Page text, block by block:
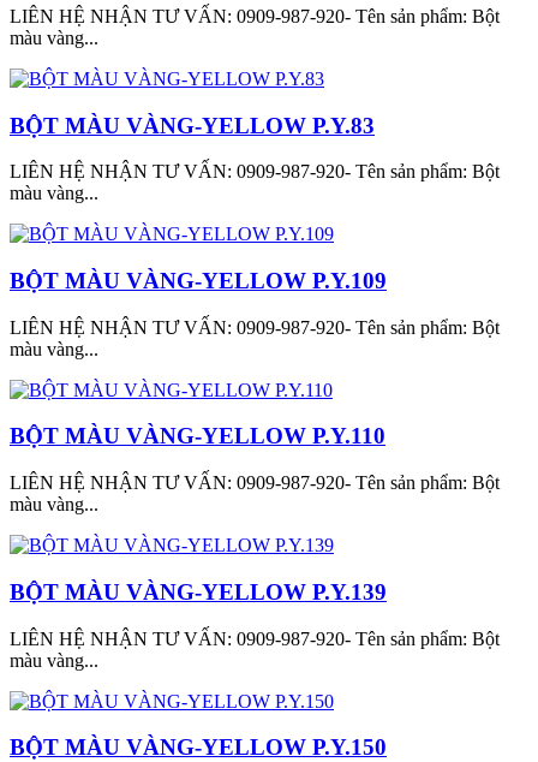
LIÊN HỆ NHẬN TƯ VẤN: 0909-987-920- Tên sản phẩm: Bột
màu vàng...
BỘT MÀU VÀNG-YELLOW P.Y.83
LIÊN HỆ NHẬN TƯ VẤN: 0909-987-920- Tên sản phẩm: Bột
màu vàng...
BỘT MÀU VÀNG-YELLOW P.Y.109
LIÊN HỆ NHẬN TƯ VẤN: 0909-987-920- Tên sản phẩm: Bột
màu vàng...
BỘT MÀU VÀNG-YELLOW P.Y.110
LIÊN HỆ NHẬN TƯ VẤN: 0909-987-920- Tên sản phẩm: Bột
màu vàng...
BỘT MÀU VÀNG-YELLOW P.Y.139
LIÊN HỆ NHẬN TƯ VẤN: 0909-987-920- Tên sản phẩm: Bột
màu vàng...
BỘT MÀU VÀNG-YELLOW P.Y.150